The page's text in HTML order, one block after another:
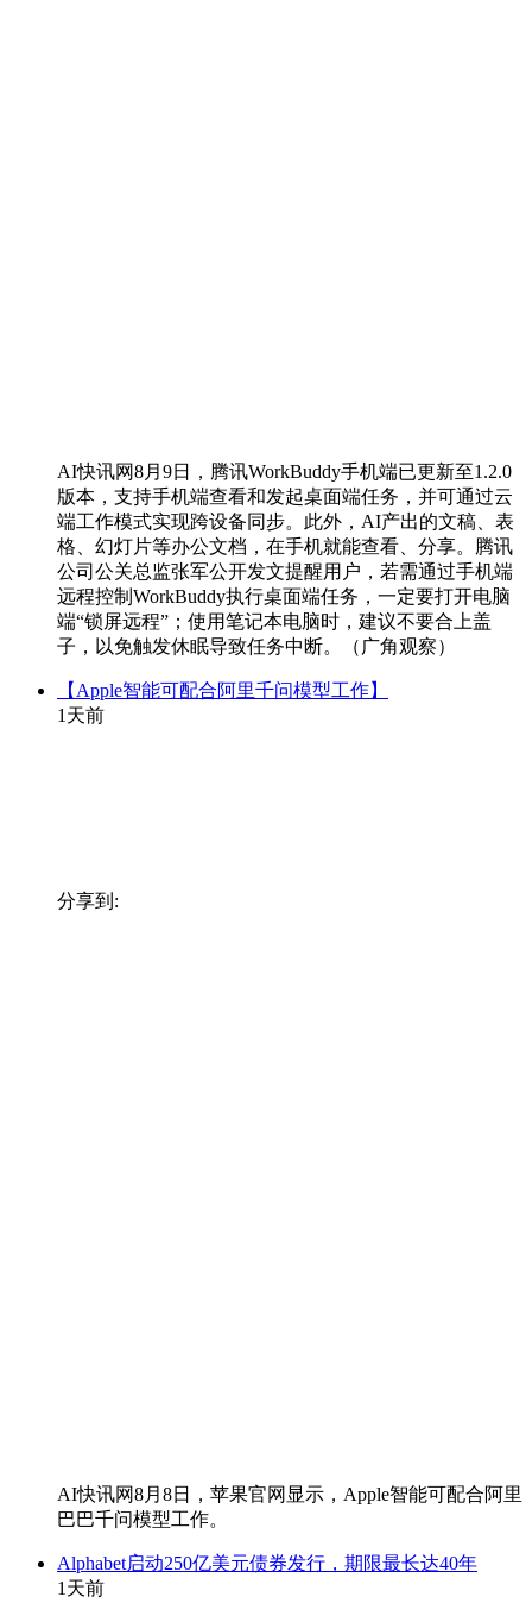
AI快讯网8月9日，腾讯WorkBuddy手机端已更新至1.2.0
版本，支持手机端查看和发起桌面端任务，并可通过云
端工作模式实现跨设备同步。此外，AI产出的文稿、表
格、幻灯片等办公文档，在手机就能查看、分享。腾讯
公司公关总监张军公开发文提醒用户，若需通过手机端
远程控制WorkBuddy执行桌面端任务，一定要打开电脑
端“锁屏远程”；使用笔记本电脑时，建议不要合上盖
子，以免触发休眠导致任务中断。（广角观察）
【Apple智能可配合阿里千问模型工作】
1天前
分享到:
AI快讯网8月8日，苹果官网显示，Apple智能可配合阿里
巴巴千问模型工作。
Alphabet启动250亿美元债券发行，期限最长达40年
1天前